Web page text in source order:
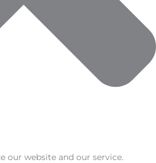
our website and our service.